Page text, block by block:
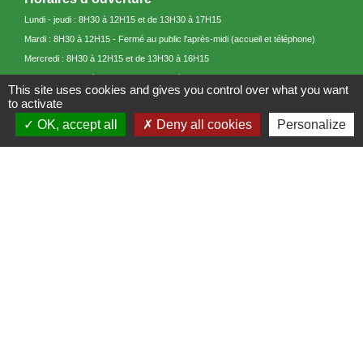
Lundi - jeudi : 8H30 à 12H15 et de 13H30 à 17H15
Mardi : 8H30 à 12H15 - Fermé au public l'après-midi (accueil et téléphone)
Mercredi : 8H30 à 12H15 et de 13H30 à 16H15
This site uses cookies and gives you control over what you want
to activate
OK, accept all
Deny all cookies Personalize